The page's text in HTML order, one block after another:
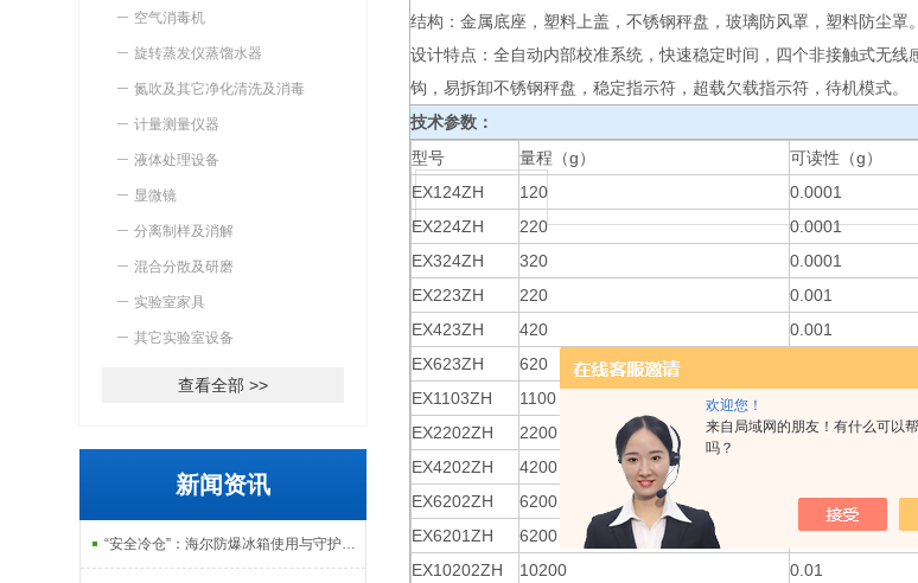
欢迎您！
来自局域网的朋友！有什么可以
吗？
空气消毒机
旋转蒸发仪蒸馏水器
氮吹及其它净化清洗及消毒
计量测量仪器
液体处理设备
显微镜
分离制样及消解
混合分散及研磨
实验室家具
其它实验室设备
查看全部 >>
新闻资讯
“安全冷仓”：海尔防爆冰箱使用与守护指南
结构：金属底座，塑料上盖，不锈钢秤盘，玻璃防风罩，塑料防尘罩。
设计特点：全自动内部校准系统，快速稳定时间，四个非接触式无
钩，易拆卸不锈钢秤盘，稳定指示符，超载欠载指示符，待机模式。
技术参数：
型号
量程（g） 可读性（g）
EX124ZH
120 0.0001
EX224ZH
220 0.0001
EX324ZH
320 0.0001
EX223ZH
220 0.001
EX423ZH
420 0.001
EX623ZH
620
EX1103ZH
1100
EX2202ZH
2200 0.01
EX4202ZH
4200
EX6202ZH
6200 0.01
EX6201ZH
6200 0.1
EX10202ZH
10200 0.01